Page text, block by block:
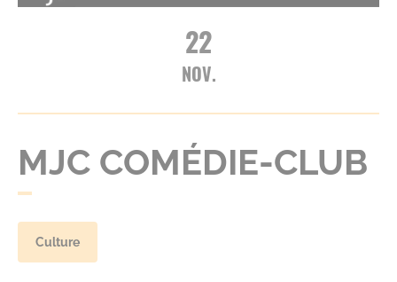
22
NOV.
MJC COMÉDIE-CLUB
Culture